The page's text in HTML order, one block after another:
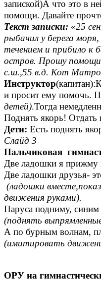
запиской)А что это в
помощи. Давайте
Текст записки: «25
рыбачил у берега
течением и прибило к
остров. Прошу
с.ш.,55 в.д. Кот
Инструктор
и просит ему помочь.
детей).Тогда
Поднять якорь!
Дети: Есть поднять
Слайд 3
Пальчиковая
Две ладошки я
Две ладошки друзья-
(ладошки
движения руками).
Паруса подниму,
(поднять
А по бурным волнам,
(имитировать
ОРУ на